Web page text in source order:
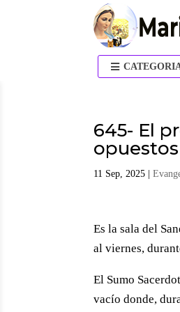
645- El
11 Sep, 2025 |
Es la sala del
al viernes,
El Sumo
vacío donde,